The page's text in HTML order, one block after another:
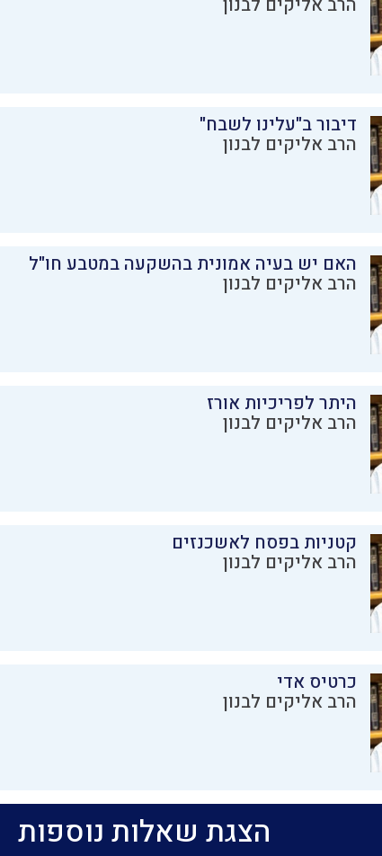
דיבור ב"עלינו לשבח"
הרב אליקים לבנון
האם יש בעיה אמונית בהשקעה במטבע חו"ל
הרב אליקים לבנון
היתר לפריכיות אורז
הרב אליקים לבנון
קטניות בפסח לאשכנזים
הרב אליקים לבנון
כרטיס אדי
הרב אליקים לבנון
הצגת שאלות נוספות